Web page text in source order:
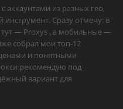
аккаунтами из разных гео,
Сразу отмечу: в
— Proxys , а мобильные —
собрал мои топ-12
и понятными
рекомендую под
вариант для